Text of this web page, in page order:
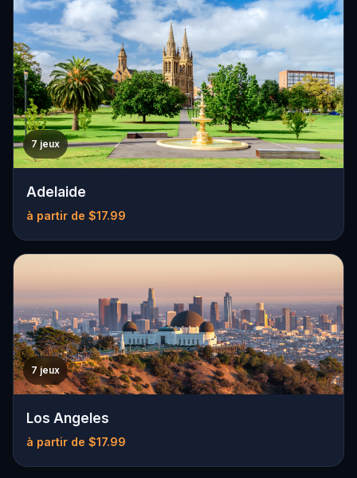
7 jeux
Adelaide
à partir de $17.99
7 jeux
Los Angeles
à partir de $17.99